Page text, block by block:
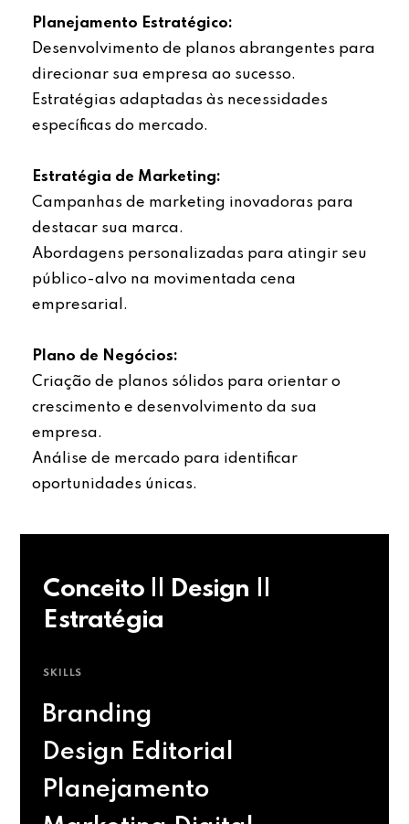
Planejamento Estratégico:
Desenvolvimento de planos abrangentes para
direcionar sua empresa ao sucesso.
Estratégias adaptadas às necessidades
específicas do mercado.
Estratégia de Marketing:
Campanhas de marketing inovadoras para
destacar sua marca.
Abordagens personalizadas para atingir seu
público-alvo na movimentada cena
empresarial.
Plano de Negócios:
Criação de planos sólidos para orientar o
crescimento e desenvolvimento da sua
empresa.
Análise de mercado para identificar
oportunidades únicas.
Conceito || Design ||
Estratégia
SKILLS
Branding
Design Editorial
Planejamento